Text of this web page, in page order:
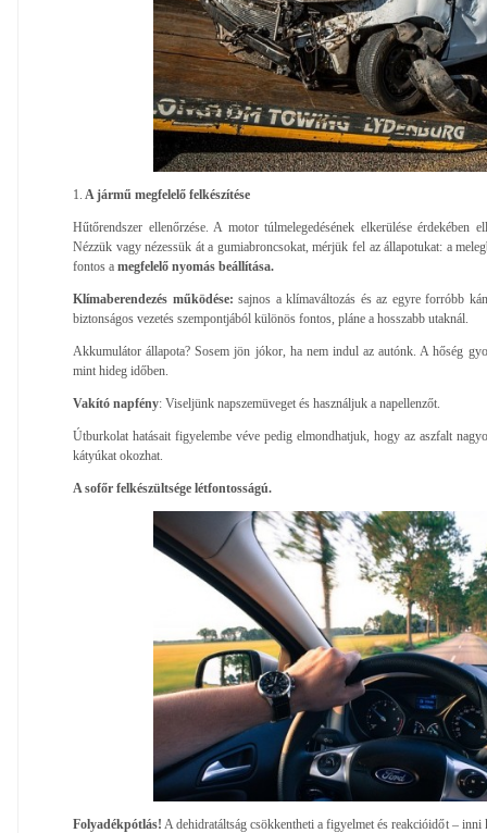
1. A jármű megfelelő felkészítése
Hűtőrendszer ellenőrzése. A motor túlmelegedésének elkerülése érdekében
Nézzük vagy nézessük át a gumiabroncsokat, mérjük fel az állapotukat: a
fontos a megfelelő nyomás beállítása.
Klímaberendezés működése: sajnos a klímaváltozás és az egyre forróbb
biztonságos vezetés szempontjából különös fontos, pláne a hosszabb utaknál.
Akkumulátor állapota? Sosem jön jókor, ha nem indul az autónk. A hőség
mint hideg időben.
Vakító napfény: Viseljünk napszemüveget és használjuk a napellenzőt.
Útburkolat hatásait figyelembe véve pedig elmondhatjuk, hogy az aszfalt
kátyúkat okozhat.
A sofőr felkészültsége létfontosságú.
Folyadékpótlás! A dehidratáltság csökkentheti a figyelmet és reakcióidőt – inni